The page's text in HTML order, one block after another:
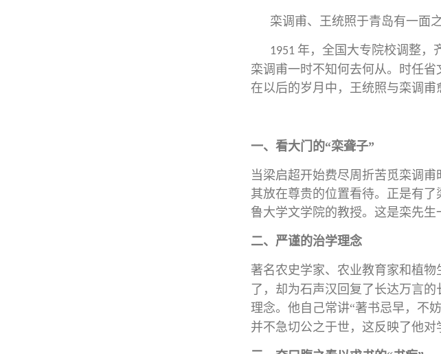
栾调甫、王统照于青岛有一面
1951 年，全国大专院校调整，
栾调甫一时不知何去何从。时任省
在以后的岁月中，王统照与栾调甫
一、看大门的“栾聋子”
当梁启超开始费尽周折苦觅栾调
其放在尊贵的位置看待。正是有
鲁大学文学院的教授。这是栾先生
二、严谨的治学理念
著名农史学家、农业教育家和植
了，却为石声汉回复了长达万言
理念。他自己常讲“著书忌早，不
并不急切公之于世，这反映了他对